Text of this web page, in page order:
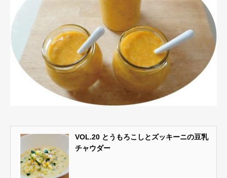
VOL.20 とうもろこしとズッキーニの豆乳
チャウダー